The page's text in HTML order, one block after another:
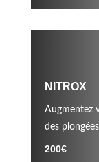
NITROX
Augmentez
des
200€